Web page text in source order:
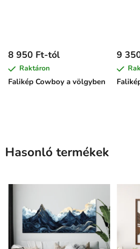
Falikép Cowboy a völgyben
8 950 Ft-tól
Raktáron
9
Hasonló termékek